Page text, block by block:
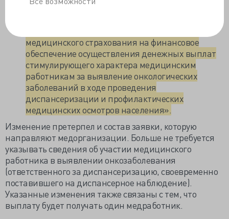
Федерального фонда обязательного
медицинского страхования на финансовое
обеспечение осуществления денежных выплат
стимулирующего характера медицинским
работникам за выявление онкологических
заболеваний в ходе проведения
диспансеризации и профилактических
медицинских осмотров населения».
Изменение претерпел и состав заявки, которую
направляют медорганизации. Больше не требуется
указывать сведения об участии медицинского
работника в выявлении онкозаболевания
(ответственного за диспансеризацию, своевременно
поставившего на диспансерное наблюдение).
Указанные изменения также связаны с тем, что
выплату будет получать один медработник.